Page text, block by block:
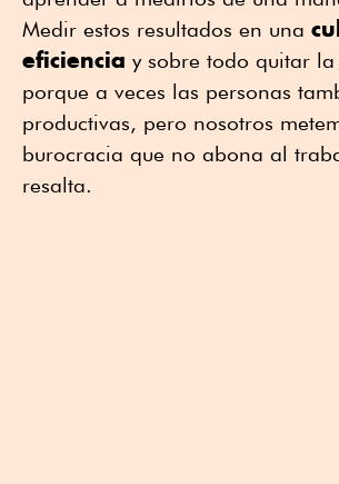
Medir estos resultados en una
eficiencia y sobre todo quitar
porque a veces las personas
productivas, pero nosotros
burocracia que no abona al
resalta.